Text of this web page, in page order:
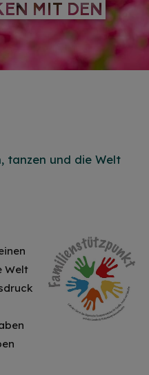
MIT DEN
MIT DEN
tanzen und die Welt
Welt